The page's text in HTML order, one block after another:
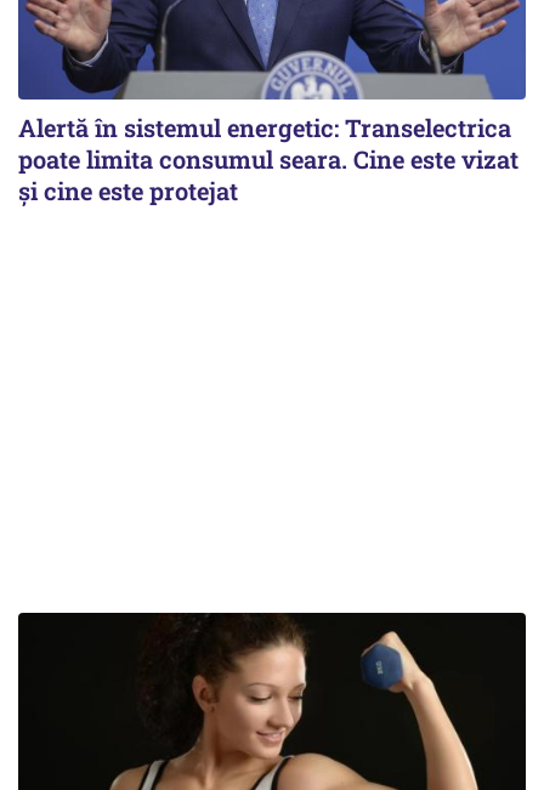
Alertă în sistemul energetic: Transelectrica
poate limita consumul seara. Cine este vizat
și cine este protejat